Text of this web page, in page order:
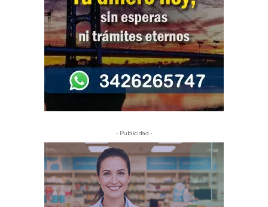
- Publicidad -